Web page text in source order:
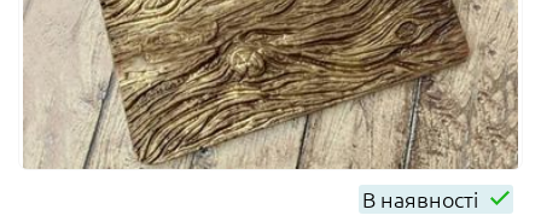
В наявності